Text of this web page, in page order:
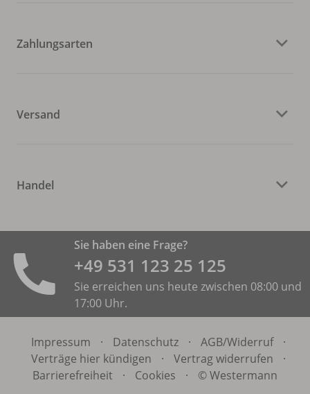
Zahlungsarten
Versand
Handel
Sie haben eine Frage?
+49 531 ­123 25 125
Sie erreichen uns heute zwischen 08:00 und
17:00 Uhr.
Impressum · Datenschutz · AGB/Widerruf
·
Verträge hier kündigen
· Vertrag widerrufen
·
Barrierefreiheit
· Cookies · © Westermann